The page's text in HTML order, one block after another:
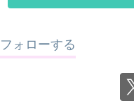
ォローする